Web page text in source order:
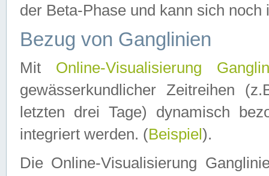
der Beta-Phase und kann sich noch
Bezug von Ganglinien
Mit Online-Visualisierung
gewässerkundlicher Zeitreihen
letzten drei Tage) dynamisch
integriert werden. (Beispiel ).
Die Online-Visualisierung